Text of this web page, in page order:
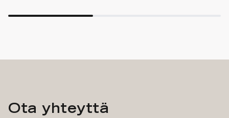
Ota yhteyttä